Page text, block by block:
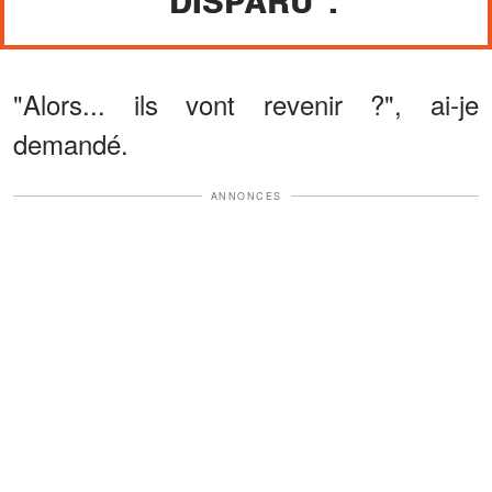
"Alors... ils vont revenir ?", ai-je
demandé.
ANNONCES